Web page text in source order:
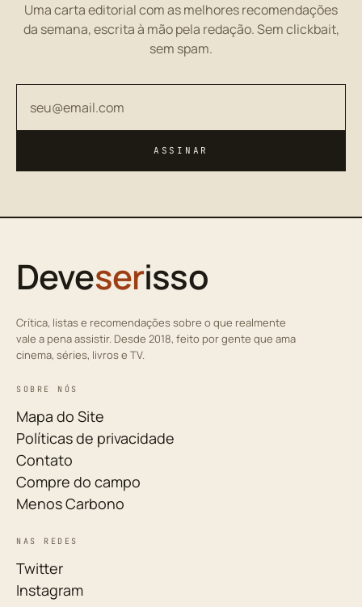
Uma carta editorial com as melhores recomendações
da semana, escrita à mão pela redação. Sem clickbait,
sem spam.
ASSINAR
Deveserisso
Crítica, listas e recomendações sobre o que realmente
vale a pena assistir. Desde 2018, feito por gente que ama
cinema, séries, livros e TV.
SOBRE NÓS
Mapa do Site
Políticas de privacidade
Contato
Compre do campo
Menos Carbono
NAS REDES
Twitter
Instagram